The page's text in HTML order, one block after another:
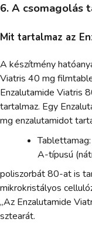
6. A csomagolás
Mit tartalmaz az
A készítmény
Viatris 40 mg
Enzalutamide Viatris
tartalmaz. Egy
mg enzalutamidot
A-típusú
poliszorbát 80-at is
mikrokristályos
„Az Enzalutamide
sztearát.